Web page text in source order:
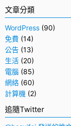
文章分類
WordPress (90)
免費 (14)
公告 (13)
生活 (20)
電腦 (85)
網絡 (60)
計算機 (2)
追隨Twitter